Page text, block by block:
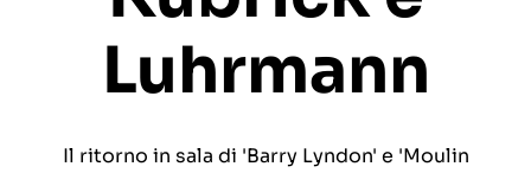
Luhrmann
Il ritorno in sala di 'Barry Lyndon' e 'Moulin